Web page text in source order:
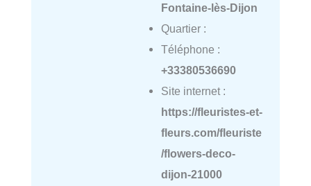
Fontaine-lès-Dijon
Quartier :
Téléphone :
+33380536690
Site internet :
https://fleuristes-et-
fleurs.com/fleuriste
/flowers-deco-
dijon-21000